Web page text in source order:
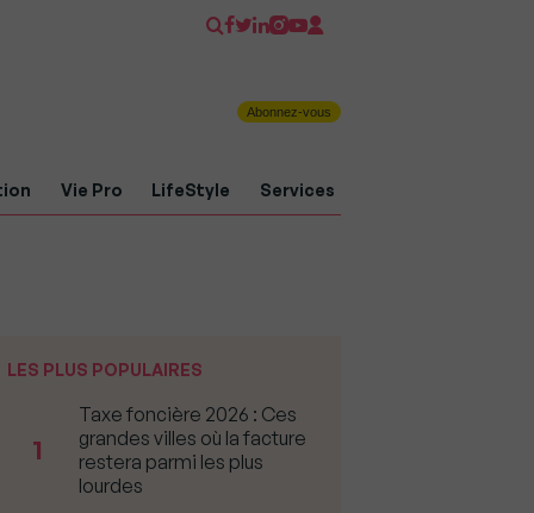
Abonnez-vous
Vie Pro LifeStyle Services
LES PLUS POPULAIRES
1
Taxe foncière 2026 : Ces
grandes villes où la facture
restera parmi les plus
lourdes